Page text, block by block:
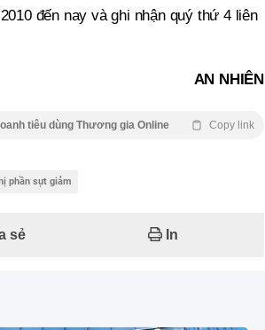
đến nay và ghi nhận quý thứ 4 liên
AN NHIÊN
tiêu dùng Thương gia Online Copy link
phần sụt giảm
sẻ In